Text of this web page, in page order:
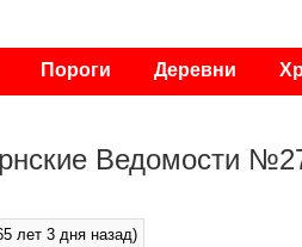
Пороги Деревни
Ведомости
лет 3 дня назад)